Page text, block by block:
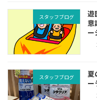
スタッフブログ
遊
意
ー
スタッフブログ
夏
ー